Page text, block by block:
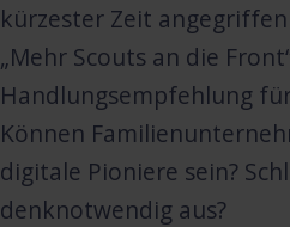
kürzester Zeit
„Mehr Scouts an die
Handlungsempfehlung
Können
digitale Pioniere sein?
denknotwendig aus?